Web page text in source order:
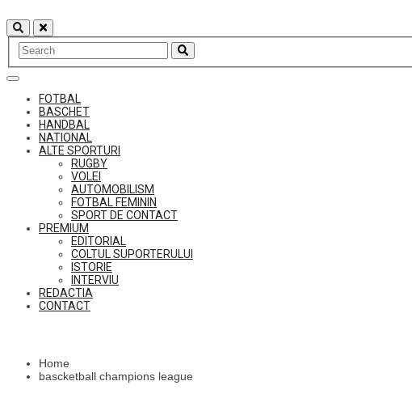
to
content
FOTBAL
BASCHET
HANDBAL
NATIONAL
ALTE SPORTURI
RUGBY
VOLEI
AUTOMOBILISM
FOTBAL FEMININ
SPORT DE CONTACT
PREMIUM
EDITORIAL
COLTUL SUPORTERULUI
ISTORIE
INTERVIU
REDACTIA
CONTACT
Home
bascketball champions league